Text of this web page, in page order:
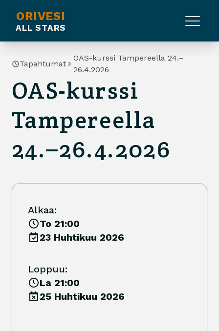
ORIVESI
ALL STARS
Tapahtumat
OAS-kurssi Tampereella 24.–
26.4.2026
OAS-kurssi
Tampereella
24.–26.4.2026
Alkaa:
To 21:00
23 Huhtikuu 2026
Loppuu:
La 21:00
25 Huhtikuu 2026